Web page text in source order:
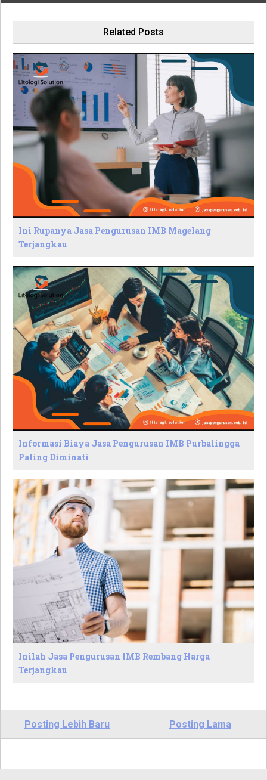
Related Posts
Ini Rupanya Jasa Pengurusan IMB Magelang
Terjangkau
Informasi Biaya Jasa Pengurusan IMB Purbalingga
Paling Diminati
Inilah Jasa Pengurusan IMB Rembang Harga
Terjangkau
Posting Lebih Baru Posting Lama